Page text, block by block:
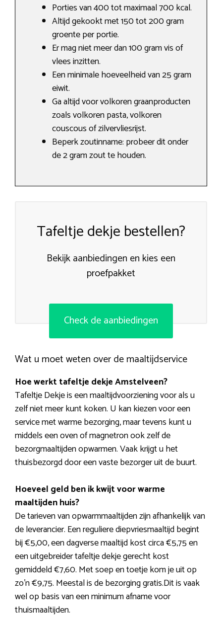
Porties van 400 tot maximaal 700 kcal.
Altijd gekookt met 150 tot 200 gram
groente per portie.
Er mag niet meer dan 100 gram vis of
vlees inzitten.
Een minimale hoeveelheid van 25 gram
eiwit.
Ga altijd voor volkoren graanproducten
zoals volkoren pasta, volkoren
couscous of zilvervliesrijst.
Beperk zoutinname: probeer dit onder
de 2 gram zout te houden.
Tafeltje dekje bestellen?
Bekijk aanbiedingen en kies een
proefpakket
Check de aanbiedingen
Wat u moet weten over de maaltijdservice
Hoe werkt tafeltje dekje Amstelveen?
Tafeltje Dekje is een maaltijdvoorziening voor als u
zelf niet meer kunt koken. U kan kiezen voor een
service met warme bezorging, maar tevens kunt u
middels een oven of magnetron ook zelf de
bezorgmaaltijden opwarmen. Vaak krijgt u het
thuisbezorgd door een vaste bezorger uit de buurt.
Hoeveel geld ben ik kwijt voor warme
maaltijden huis?
De tarieven van opwarmmaaltijden zijn afhankelijk van
de leverancier. Een reguliere diepvriesmaaltijd begint
bij €5,00, een dagverse maaltijd kost circa €5,75 en
een uitgebreider tafeltje dekje gerecht kost
gemiddeld €7,60. Met soep en toetje kom je uit op
zo’n €9,75. Meestal is de bezorging gratis.Dit is vaak
wel op basis van een minimum afname voor
thuismaaltijden.